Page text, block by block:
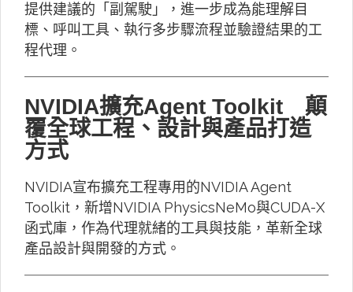
提供建議的「副駕駛」，進一步成為能理解目
標、呼叫工具、執行多步驟流程並驗證結果的工
程代理。
NVIDIA擴充Agent Toolkit 顛
覆全球工程、設計與產品打造
方式
NVIDIA宣布擴充工程專用的NVIDIA Agent
Toolkit，新增NVIDIA PhysicsNeMo與CUDA-X
函式庫，作為代理就緒的工具與技能，革新全球
產品設計與開發的方式。